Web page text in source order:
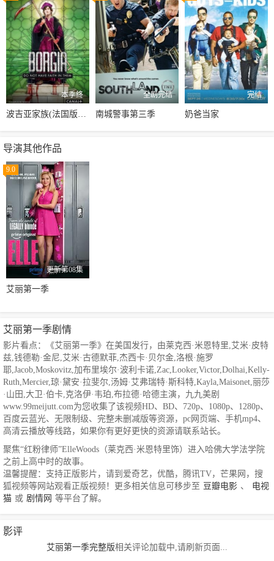
本季终
波吉亚家族(法国版)第一季
全剧完结
南城警事第三季
完结
奶爸当家
导演其他作品
9.0
更新第08集
艾丽第一季
艾丽第一季剧情
影片看点：《艾丽第一季》在美国发行，由莱克西·米恩特里,艾米·皮特
兹,钱德勒·金尼,艾米·古德默菲,杰西卡·贝尔金,洛根·施罗
耶,Jacob,Moskovitz,加布里埃尔·波利卡诺,Zac,Looker,Victor,Dolhai,Kelly-
Ruth,Mercier,琼·黛安·拉斐尔,汤姆·艾弗瑞特·斯科特,Kayla,Maisonet,丽莎
·山田,大卫·伯卡,克洛伊·韦珀,布拉德·哈德主演，九九美剧
www.99meijutt.com为您收集了该视频HD、BD、720p、1080p、1280p、
百度云蓝光、无限制级、完整未删减版等资源，pc网页端、手机mp4、
高清云播放等线路，如果你有更好更快的资源请联系站长。
聚焦“红粉律师”ElleWoods（莱克西·米恩特里饰）进入哈佛大学法学院
之前上高中时的故事。
温馨提醒：支持正版影片，请到爱奇艺，优酷，腾讯TV，芒果网，搜
狐视频等网站观看正版视频！更多相关信息可移步至 豆瓣电影 、
电视
猫 或 剧情网 等平台了解。
影评
艾丽第一季完整版相关评论加载中,请刷新页面...